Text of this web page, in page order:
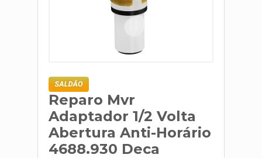
Reparo Mvr
Adaptador 1/2 Volta
Abertura Anti-Horário
4688.930 Deca